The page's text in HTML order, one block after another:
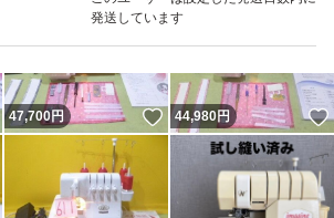
発送しています
いいね！
47,700円 いいね！
44,980円